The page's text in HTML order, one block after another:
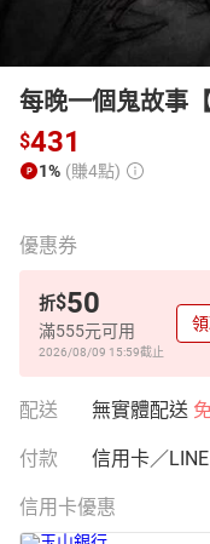
每晚一個鬼故事【
$431
1% (賺4點)
優惠券
折$50
滿555元可用
2026/08/09 15:59截止
配送 無實體配送
付款 信用卡／
信用卡優惠